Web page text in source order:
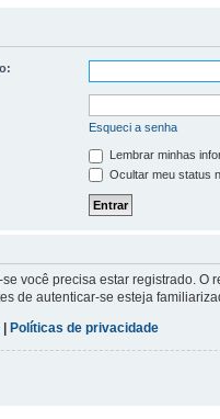
Esqueci a senha
Lembrar minhas
Ocultar meu status
você precisa estar registrado.
de autenticar-se esteja
| Políticas de privacidade